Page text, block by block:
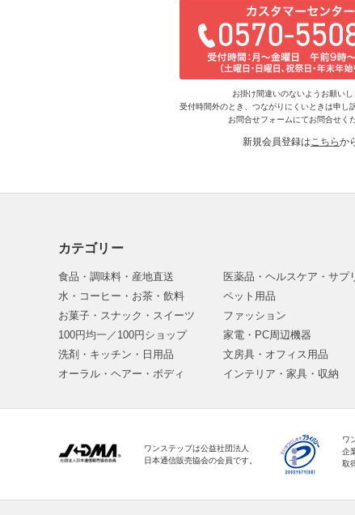
お掛け間違いのないようお願いし
受付時間外のとき、つながりにくいときは申し
お問合せフォームにてお問合せく
新規会員登録はこちらか
カテゴリー
食品・調味料・産地直送
水・コーヒー・お茶・飲料
お菓子・スナック・スイーツ
100円均一／100円ショップ
洗剤・キッチン・日用品
オーラル・ヘアー・ボディ
医薬品・ヘルスケア・サプ
ペット用品
ファッション
家電・PC周辺機器
文房具・オフィス用品
インテリア・家具・収納
ワンステップは公益社団法人
日本通信販売協会の会員です。
ワ
企
取